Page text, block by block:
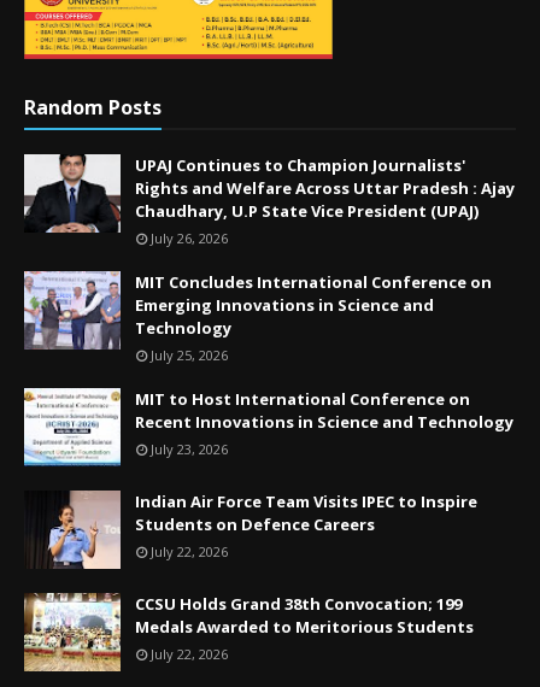
Random Posts
UPAJ Continues to Champion Journalists'
Rights and Welfare Across Uttar Pradesh : Ajay
Chaudhary, U.P State Vice President (UPAJ)
July 26, 2026
MIT Concludes International Conference on
Emerging Innovations in Science and
Technology
July 25, 2026
MIT to Host International Conference on
Recent Innovations in Science and Technology
July 23, 2026
Indian Air Force Team Visits IPEC to Inspire
Students on Defence Careers
July 22, 2026
CCSU Holds Grand 38th Convocation; 199
Medals Awarded to Meritorious Students
July 22, 2026